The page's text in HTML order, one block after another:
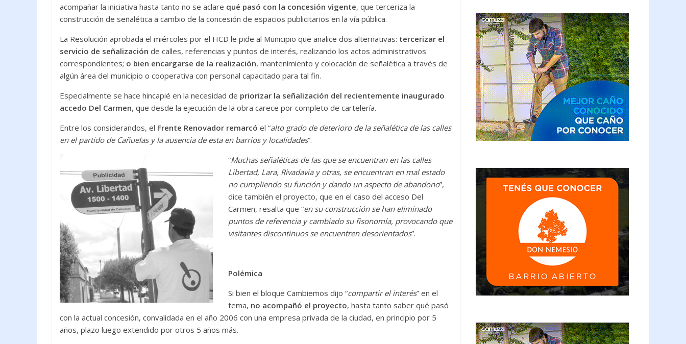
acompañar la iniciativa hasta tanto no se aclare qué pasó con la concesión vigente, que terceriza la
construcción de señalética a cambio de la concesión de espacios publicitarios en la vía pública.
La Resolución aprobada el miércoles por el HCD le pide al Municipio que analice dos alternativas: tercerizar el
servicio de señalización de calles, referencias y puntos de interés, realizando los actos administrativos
correspondientes; o bien encargarse de la realización, mantenimiento y colocación de señalética a través de
algún área del municipio o cooperativa con personal capacitado para tal fin.
Especialmente se hace hincapié en la necesidad de priorizar la señalización del recientemente inaugurado
accedo Del Carmen, que desde la ejecución de la obra carece por completo de cartelería.
Entre los considerandos, el Frente Renovador remarcó el “alto grado de deterioro de la señalética de las calles
en el partido de Cañuelas y la ausencia de esta en barrios y localidades”.
“Muchas señaléticas de las que se encuentran en las calles
Libertad, Lara, Rivadavia y otras, se encuentran en mal estado
no cumpliendo su función y dando un aspecto de abandono”,
dice también el proyecto, que en el caso del acceso Del
Carmen, resalta que “en su construcción se han eliminado
puntos de referencia y cambiado su fisonomía, provocando que
visitantes discontinuos se encuentren desorientados”.
Polémica
Si bien el bloque Cambiemos dijo “compartir el interés” en el
tema, no acompañó el proyecto, hasta tanto saber qué pasó
con la actual concesión, convalidada en el año 2006 con una empresa privada de la ciudad, en principio por 5
años, plazo luego extendido por otros 5 años más.